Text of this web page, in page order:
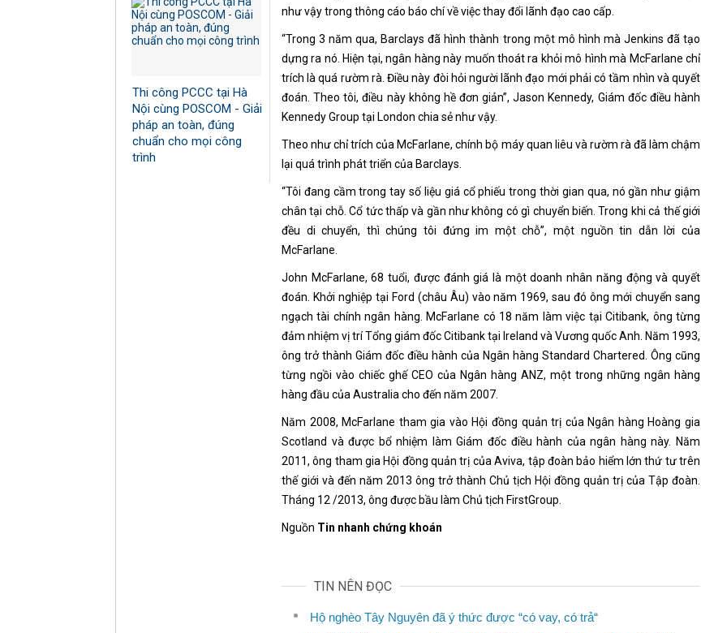
như vậy trong thông cáo báo chí về việc thay đổi lãnh đạo cao cấp.
“Trong 3 năm qua, Barclays đã hình thành trong một mô hình mà Jenkins đã tạo
dựng ra nó. Hiện tại, ngân hàng này muốn thoát ra khỏi mô hình mà McFarlane chỉ
trích là quá rườm rà. Điều này đòi hỏi người lãnh đạo mới phải có tầm nhìn và quyết
đoán. Theo tôi, điều này không hề đơn giản”, Jason Kennedy, Giám đốc điều hành
Kennedy Group tại London chia sẻ như vậy.
Theo như chỉ trích của McFarlane, chính bộ máy quan liêu và rườm rà đã làm chậm
lại quá trình phát triển của Barclays.
“Tôi đang cầm trong tay số liệu giá cổ phiếu trong thời gian qua, nó gần như giậm
chân tại chỗ. Cổ tức thấp và gần như không có gì chuyển biến. Trong khi cả thế giới
đều di chuyển, thì chúng tôi đứng im một chỗ”, một nguồn tin dẫn lời của
McFarlane.
John McFarlane, 68 tuổi, được đánh giá là một doanh nhân năng động và quyết
đoán. Khởi nghiệp tại Ford (châu Âu) vào năm 1969, sau đó ông mới chuyển sang
ngạch tài chính ngân hàng. McFarlane có 18 năm làm việc tại Citibank, ông từng
đảm nhiệm vị trí Tổng giám đốc Citibank tại Ireland và Vương quốc Anh. Năm 1993,
ông trở thành Giám đốc điều hành của Ngân hàng Standard Chartered. Ông cũng
từng ngồi vào chiếc ghế CEO của Ngân hàng ANZ, một trong những ngân hàng
hàng đầu của Australia cho đến năm 2007.
Năm 2008, McFarlane tham gia vào Hội đồng quản trị của Ngân hàng Hoàng gia
Scotland và được bổ nhiệm làm Giám đốc điều hành của ngân hàng này. Năm
2011, ông tham gia Hội đồng quản trị của Aviva, tập đoàn bảo hiểm lớn thứ tư trên
thế giới và đến năm 2013 ông trở thành Chủ tịch Hội đồng quản trị của Tập đoàn.
Tháng 12 /2013, ông được bầu làm Chủ tịch FirstGroup.
Nguồn Tin nhanh chứng khoán
TIN NÊN ĐỌC
Hộ nghèo Tây Nguyên đã ý thức được “có vay, có trả“
Thi công PCCC tại Hà
Nội cùng POSCOM - Giải
pháp an toàn, đúng
chuẩn cho mọi công
trình